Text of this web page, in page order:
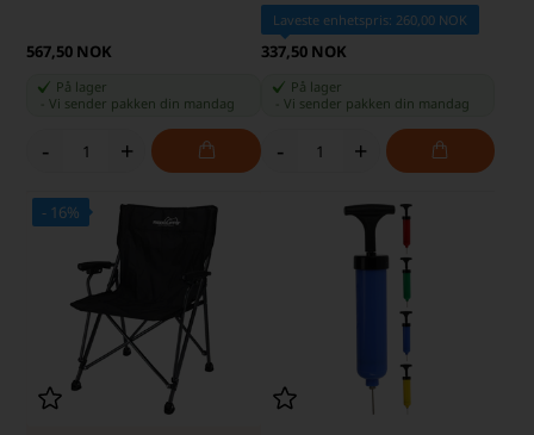
567,50 NOK
På lager
-Vi sender pakken din mandag
- +
Laveste enhetspris: 260,00 NOK
337,50 NOK
På lager
Vi sender pakken din mandag
- +
- 16% SKARP PRIS · SKARP PRIS